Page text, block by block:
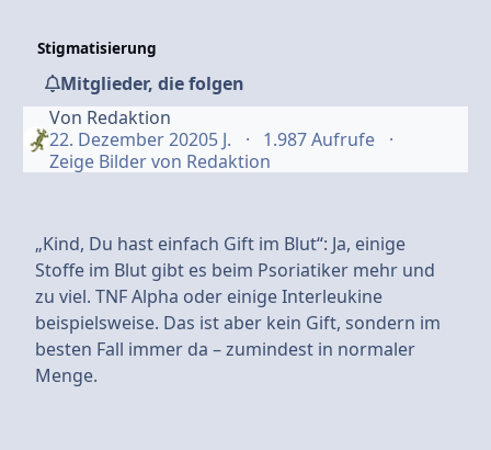
Stigmatisierung
Mitglieder, die folgen
Von Redaktion
22. Dezember 20205 J.
1.987 Aufrufe
Zeige Bilder von Redaktion
„Kind, Du hast einfach Gift im Blut“: Ja, einige
Stoffe im Blut gibt es beim Psoriatiker mehr und
zu viel. TNF Alpha oder einige Interleukine
beispielsweise. Das ist aber kein Gift, sondern im
besten Fall immer da – zumindest in normaler
Menge.